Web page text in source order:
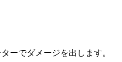
ーでダメージを出します。